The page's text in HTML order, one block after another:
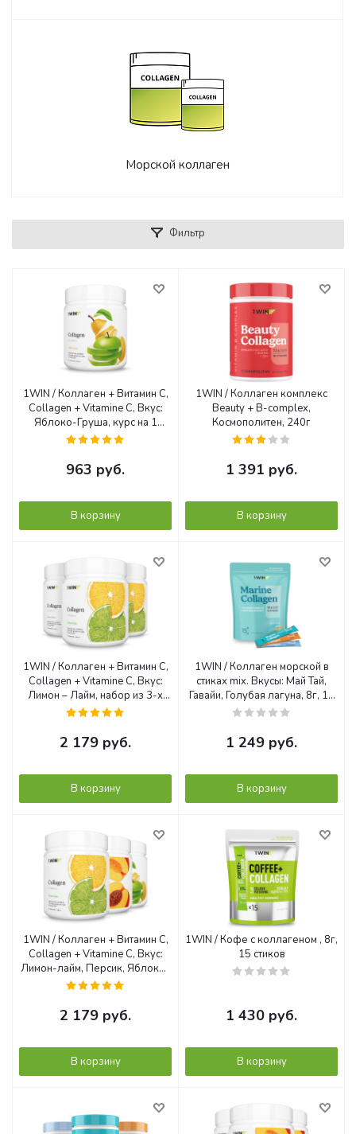
Морской коллаген
Фильтр
1WIN / Коллаген + Витамин С,
Collagen + Vitamine C, Вкус:
Яблоко-Груша, курс на 1
месяц
963 руб.
В корзину
1WIN / Коллаген комплекс
Beauty + B-complex,
Космополитен, 240г
1 391 руб.
В корзину
1WIN / Коллаген + Витамин С,
Collagen + Vitamine C, Вкус:
Лимон – Лайм, набор из 3-х
банок
2 179 руб.
В корзину
1WIN / Коллаген морской в
стиках mix. Вкусы: Май Тай,
Гавайи, Голубая лагуна, 8г, 15
стиков
1 249 руб.
В корзину
1WIN / Коллаген + Витамин С,
Collagen + Vitamine C, Вкус:
Лимон-лайм, Персик, Яблоко-
груша, набор из 3-х банок
2 179 руб.
В корзину
1WIN / Кофе с коллагеном , 8г,
15 стиков
1 430 руб.
В корзину